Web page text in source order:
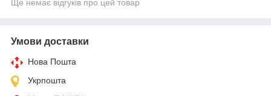
Ще немає відгуків про цей товар
Умови доставки
Нова Пошта
Укрпошта